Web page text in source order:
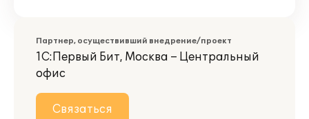
Партнер, осуществивший внедрение/проект
1С:Первый Бит, Москва – Центральный
офис
Связаться